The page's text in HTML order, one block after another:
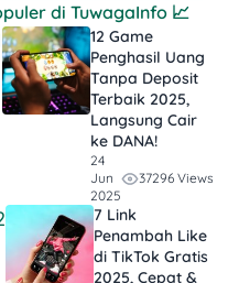
di TuwagaInfo 📈
12 Game
Penghasil Uang
Tanpa Deposit
Terbaik 2025,
Langsung Cair
ke DANA!
24
Jun
2025
37296 Views
7 Link
Penambah Like
di TikTok Gratis
2025, Cepat &